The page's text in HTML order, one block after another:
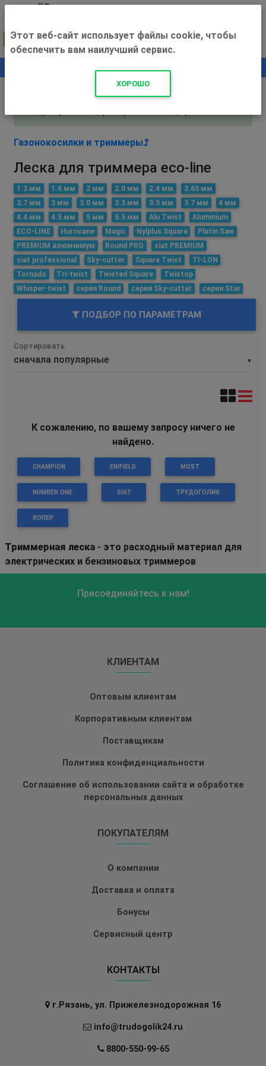
+500 ₽
Внимание! С 3 августа магазин работает по
Газонокосилки и триммеры
Леска для триммера eco-line
1.3 мм 1.6 мм 2 мм 2.0 мм 2.4 мм
2.65 мм
2.7 мм
3 мм 3.0 мм 3.3 мм 3.5 мм 3.7 мм
4 мм
4.4 мм
4.5 мм 5 мм 5.5 мм Alu Twist
Aluminium
ECO-LINE
Hurricane Magic Nylplus Square
Platin Saw
PREMIUM алюминиум
Round PRO
siat PREMIUM
siat professional
Sky-cutter Square Twist
TI-LON
Tornado
Tri-twist Twisted Square
Twistop
Whisper-twist
серия Round серия Sky-cutter серия Star
ПОДБОР ПО ПАРАМЕТРАМ
▼
Сортировать
К сожалению, по вашему запросу ничего не
найдено.
CHAMPION ENIFIELD MOST
NUMBER ONE SIAT ТРУДОГОЛИК
ХОПЕР
Триммерная леска - это расходный материал для
электрических и бензиновых триммеров
Присоединяйтесь к нам!
КЛИЕНТАМ
Оптовым клиентам
Корпоративным клиентам
Поставщикам
Политика конфиденциальности
Соглашение об использовании сайта и обработке
персональных данных
ПОКУПАТЕЛЯМ
О компании
Доставка и оплата
Бонусы
Сервисный центр
КОНТАКТЫ
г.Рязань, ул. Прижелезнодорожная 16
info@trudogolik24.ru
8800-550-99-65
Этот веб-сайт использует файлы cookie, чтобы
обеспечить вам наилучший сервис.
ХОРОШО